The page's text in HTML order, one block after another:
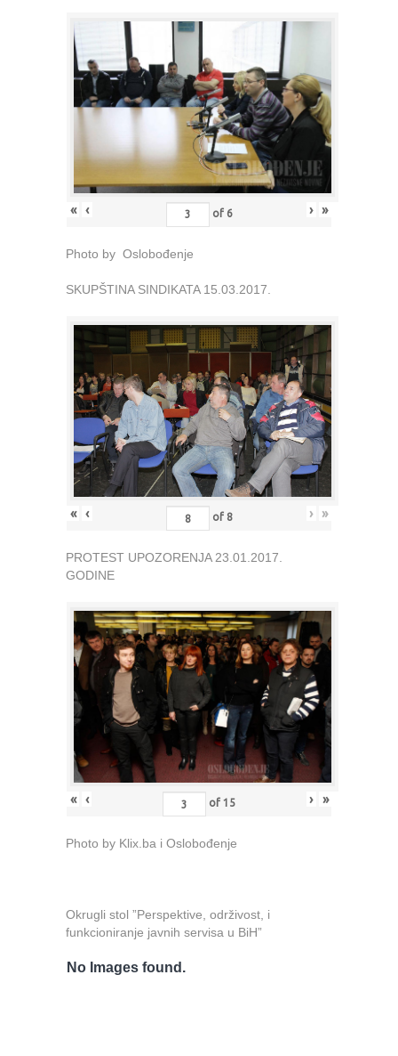
« ‹ of 6 › »
Photo by Oslobođenje
SKUPŠTINA SINDIKATA 15.03.2017.
« ‹ of 8 › »
PROTEST UPOZORENJA 23.01.2017.
GODINE
« ‹ of 15 › »
Photo by Klix.ba i Oslobođenje
Okrugli stol ”Perspektive, održivost, i
funkcioniranje javnih servisa u BiH”
No Images found.